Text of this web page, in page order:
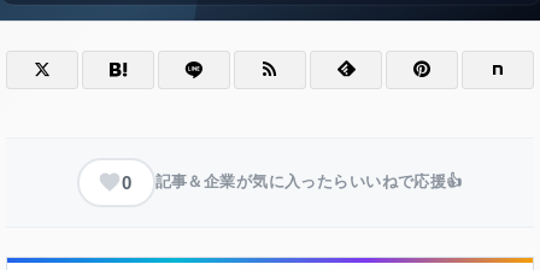
0 記事＆企業が気に入ったらいいねで応援👍